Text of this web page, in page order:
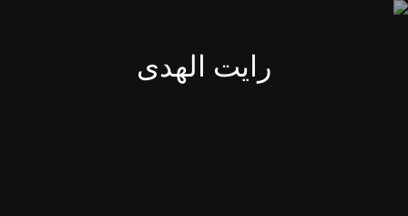
رایت الهدی